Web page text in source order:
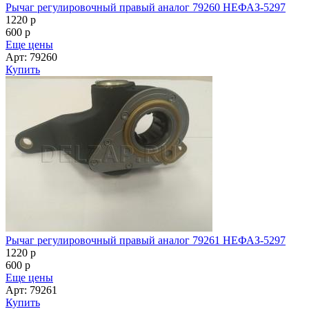
Рычаг регулировочный правый аналог 79260 НЕФАЗ-5297
1220 p
600 p
Еще цены
Арт: 79260
Купить
Рычаг регулировочный правый аналог 79261 НЕФАЗ-5297
1220 p
600 p
Еще цены
Арт: 79261
Купить